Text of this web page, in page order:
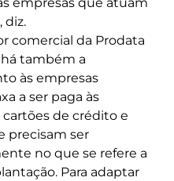
empresas que atuam
diz.
comercial da Prodata
também a
às empresas
a ser paga às
de crédito e
precisam ser
no que se refere a
Para adaptar